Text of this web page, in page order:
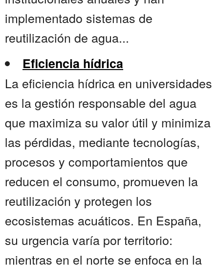
implementado sistemas de
reutilización de agua...
Eficiencia hídrica
La eficiencia hídrica en universidades
es la gestión responsable del agua
que maximiza su valor útil y minimiza
las pérdidas, mediante tecnologías,
procesos y comportamientos que
reducen el consumo, promueven la
reutilización y protegen los
ecosistemas acuáticos. En España,
su urgencia varía por territorio:
mientras en el norte se enfoca en la